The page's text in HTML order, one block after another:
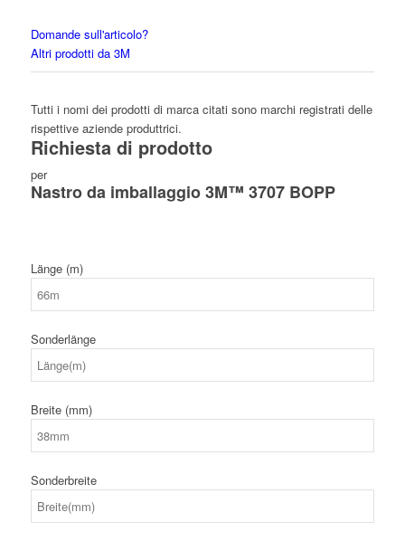
Domande sull'articolo?
Altri prodotti da 3M
Tutti i nomi dei prodotti di marca citati sono marchi registrati delle
rispettive aziende produttrici.
Richiesta di prodotto
per
Nastro da imballaggio 3M™ 3707 BOPP
Länge (m)
Sonderlänge
Breite (mm)
Sonderbreite